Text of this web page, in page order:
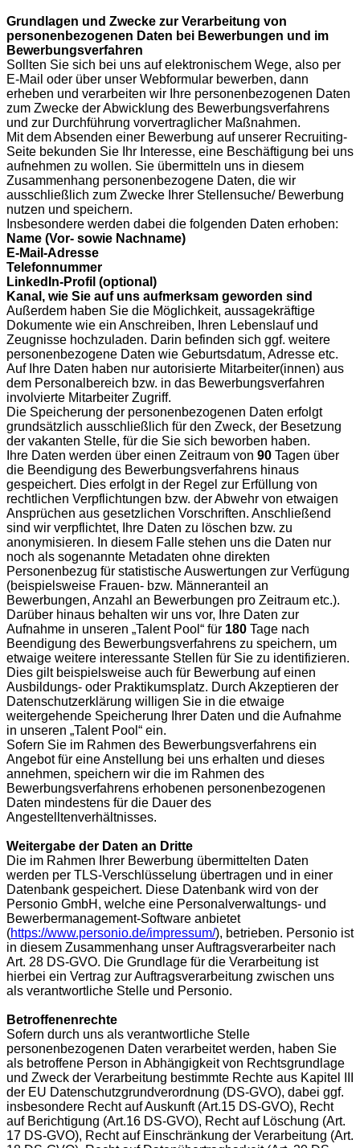
Grundlagen und Zwecke zur Verarbeitung von
personenbezogenen Daten bei Bewerbungen und im
Bewerbungsverfahren
Sollten Sie sich bei uns auf elektronischem Wege, also per
E-Mail oder über unser Webformular bewerben, dann
erheben und verarbeiten wir Ihre personenbezogenen Daten
zum Zwecke der Abwicklung des Bewerbungsverfahrens
und zur Durchführung vorvertraglicher Maßnahmen.
Mit dem Absenden einer Bewerbung auf unserer Recruiting-
Seite bekunden Sie Ihr Interesse, eine Beschäftigung bei uns
aufnehmen zu wollen. Sie übermitteln uns in diesem
Zusammenhang personenbezogene Daten, die wir
ausschließlich zum Zwecke Ihrer Stellensuche/ Bewerbung
nutzen und speichern.
Insbesondere werden dabei die folgenden Daten erhoben:
Name (Vor- sowie Nachname)
E-Mail-Adresse
Telefonnummer
LinkedIn-Profil (optional)
Kanal, wie Sie auf uns aufmerksam geworden sind
Außerdem haben Sie die Möglichkeit, aussagekräftige
Dokumente wie ein Anschreiben, Ihren Lebenslauf und
Zeugnisse hochzuladen. Darin befinden sich ggf. weitere
personenbezogene Daten wie Geburtsdatum, Adresse etc.
Auf Ihre Daten haben nur autorisierte Mitarbeiter(innen) aus
dem Personalbereich bzw. in das Bewerbungsverfahren
involvierte Mitarbeiter Zugriff.
Die Speicherung der personenbezogenen Daten erfolgt
grundsätzlich ausschließlich für den Zweck, der Besetzung
der vakanten Stelle, für die Sie sich beworben haben.
Ihre Daten werden über einen Zeitraum von 90 Tagen über
die Beendigung des Bewerbungsverfahrens hinaus
gespeichert. Dies erfolgt in der Regel zur Erfüllung von
rechtlichen Verpflichtungen bzw. der Abwehr von etwaigen
Ansprüchen aus gesetzlichen Vorschriften. Anschließend
sind wir verpflichtet, Ihre Daten zu löschen bzw. zu
anonymisieren. In diesem Falle stehen uns die Daten nur
noch als sogenannte Metadaten ohne direkten
Personenbezug für statistische Auswertungen zur Verfügung
(beispielsweise Frauen- bzw. Männeranteil an
Bewerbungen, Anzahl an Bewerbungen pro Zeitraum etc.).
Darüber hinaus behalten wir uns vor, Ihre Daten zur
Aufnahme in unseren „Talent Pool“ für 180 Tage nach
Beendigung des Bewerbungsverfahrens zu speichern, um
etwaige weitere interessante Stellen für Sie zu identifizieren.
Dies gilt beispielsweise auch für Bewerbung auf einen
Ausbildungs- oder Praktikumsplatz. Durch Akzeptieren der
Datenschutzerklärung willigen Sie in die etwaige
weitergehende Speicherung Ihrer Daten und die Aufnahme
in unseren „Talent Pool“ ein.
Sofern Sie im Rahmen des Bewerbungsverfahrens ein
Angebot für eine Anstellung bei uns erhalten und dieses
annehmen, speichern wir die im Rahmen des
Bewerbungsverfahrens erhobenen personenbezogenen
Daten mindestens für die Dauer des
Angestelltenverhältnisses.
Weitergabe der Daten an Dritte
Die im Rahmen Ihrer Bewerbung übermittelten Daten
werden per TLS-Verschlüsselung übertragen und in einer
Datenbank gespeichert. Diese Datenbank wird von der
Personio GmbH, welche eine Personalverwaltungs- und
Bewerbermanagement-Software anbietet
(https://www.personio.de/impressum/), betrieben. Personio ist
in diesem Zusammenhang unser Auftragsverarbeiter nach
Art. 28 DS-GVO. Die Grundlage für die Verarbeitung ist
hierbei ein Vertrag zur Auftragsverarbeitung zwischen uns
als verantwortliche Stelle und Personio.
Betroffenenrechte
Sofern durch uns als verantwortliche Stelle
personenbezogenen Daten verarbeitet werden, haben Sie
als betroffene Person in Abhängigkeit von Rechtsgrundlage
und Zweck der Verarbeitung bestimmte Rechte aus Kapitel III
der EU Datenschutzgrundverordnung (DS-GVO), dabei ggf.
insbesondere Recht auf Auskunft (Art.15 DS-GVO), Recht
auf Berichtigung (Art.16 DS-GVO), Recht auf Löschung (Art.
17 DS-GVO), Recht auf Einschränkung der Verarbeitung (Art.